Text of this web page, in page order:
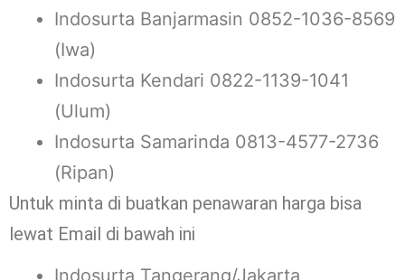
Indosurta Banjarmasin 0852-1036-8569
(Iwa)
Indosurta Kendari 0822-1139-1041
(Ulum)
Indosurta Samarinda 0813-4577-2736
(Ripan)
Untuk minta di buatkan penawaran harga bisa
lewat Email di bawah ini
Indosurta Tangerang/Jakarta